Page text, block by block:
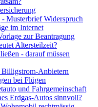
Musterbrief Widerspruch
im Internet
zur Beantragung
Altersteilzeit?
- darauf müssen
Anbietern
bei Flügen
und Fahrgemeinschaft
Erdgas-Autos sinnvoll?